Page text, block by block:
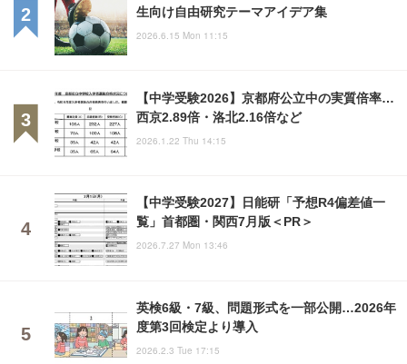
生向け自由研究テーマアイデア集
2026.6.15 Mon 11:15
【中学受験2026】京都府公立中の実質倍率…
西京2.89倍・洛北2.16倍など
2026.1.22 Thu 14:15
【中学受験2027】日能研「予想R4偏差値一
覧」首都圏・関西7月版＜PR＞
2026.7.27 Mon 13:46
英検6級・7級、問題形式を一部公開…2026年
度第3回検定より導入
2026.2.3 Tue 17:15